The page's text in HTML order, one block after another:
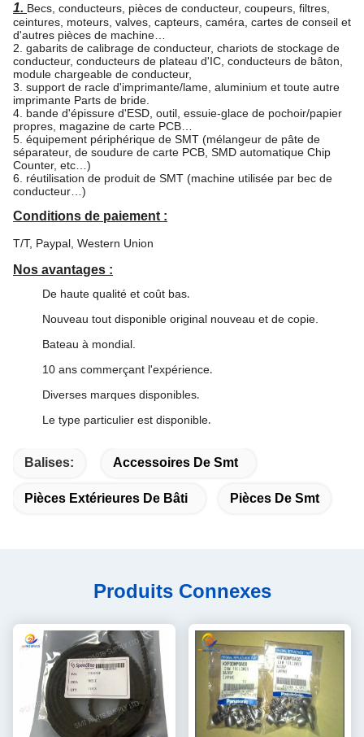
1. Becs, conducteurs, pièces de conducteur, coupeurs, filtres,
ceintures, moteurs, valves, capteurs, caméra, cartes de conseil et
d'autres pièces de machine…
2. gabarits de calibrage de conducteur, chariots de stockage de
conducteur, conducteurs de plateau d'IC, conducteurs de bâton,
module chargeable de conducteur,
3. support de racle d'imprimante/lame, aluminium et toute autre
imprimante Parts de bride.
4. bande d'épissure d'ESD, outil, essuie-glace de pochoir/papier
propres, magazine de carte PCB…
5. équipement périphérique de SMT (mélangeur de pâte de
séparateur, de soudure de carte PCB, SMD automatique Chip
Counter, etc…)
6. réutilisation de produit de SMT (machine utilisée par bec de
conducteur…)
Conditions de paiement :
T/T, Paypal, Western Union
Nos avantages :
De haute qualité et coût bas.
Nouveau tout disponible original nouveau et de copie.
Bateau à mondial.
10 ans commerçant l'expérience.
Diverses marques disponibles.
Le type particulier est disponible.
Balises: Accessoires De Smt
Pièces Extérieures De Bâti Pièces De Smt
Produits Connexes